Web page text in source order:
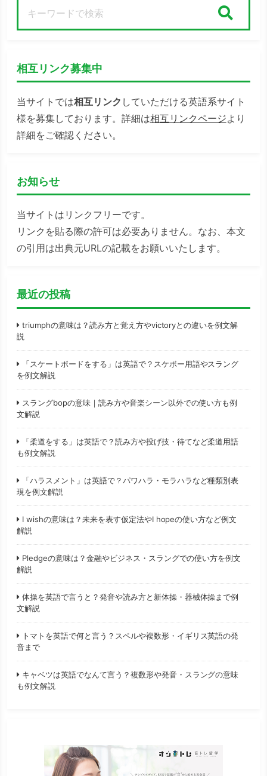
相互リンク募集中
当サイトでは相互リンク していただける英語系サイト
様を募集しております。詳細は相互リンクページより
詳細をご確認ください。
お知らせ
当サイトはリンクフリーです。
リンクを貼る際の許可は必要ありません。なお、本文
の引用は出典元URLの記載をお願いいたします。
最近の投稿
triumphの意味は？読み方と覚え方やvictoryとの違いを例文解
説
「スケートボードをする」は英語で？スケボー用語やスラング
を例文解説
スラングbopの意味｜読み方や音楽シーン以外での使い方も例
文解説
「柔道をする」は英語で？読み方や投げ技・待てなど柔道用語
も例文解説
「ハラスメント」は英語で？パワハラ・モラハラなど種類別表
現を例文解説
I wishの意味は？未来を表す仮定法やI hopeの使い方など例文
解説
Pledgeの意味は？金融やビジネス・スラングでの使い方を例文
解説
体操を英語で言うと？発音や読み方と新体操・器械体操まで例
文解説
トマトを英語で何と言う？スペルや複数形・イギリス英語の発
音まで
キャベツは英語でなんて言う？複数形や発音・スラングの意味
も例文解説